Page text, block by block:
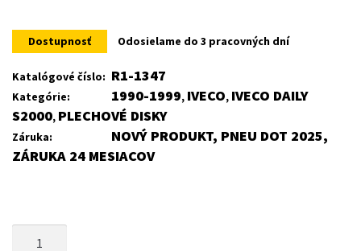
Dostupnosť Odosielame do 3 pracovných dní
Katalógové číslo: R1-1347
Kategórie: 1990-1999, IVECO, IVECO DAILY
S2000, PLECHOVÉ DISKY
Záruka:
NOVÝ PRODUKT, PNEU DOT 2025,
ZÁRUKA 24 MESIACOV